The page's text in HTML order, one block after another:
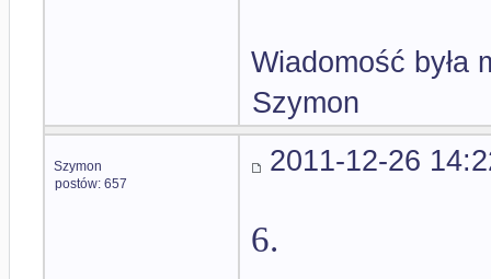
Wiadomość była
Szymon
Szymon
postów: 657
2011-12-26
6.